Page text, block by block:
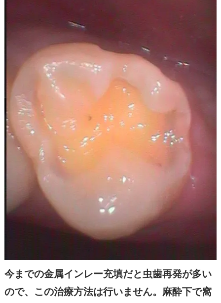
今までの金属インレー充填だと虫歯再発が多い
ので、この治療方法は行いません。 麻酔下で窩